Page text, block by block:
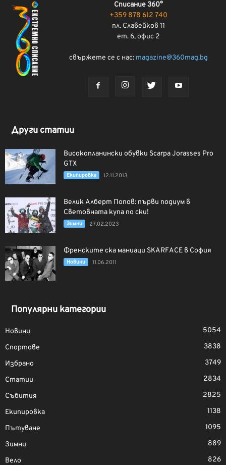
Списание 360°
+359 878 612 740
пл. Славейков 11
ет. 6, офис 2
свържете се с нас: magazine@360mag.bg
Други статии
Високопланински обувки Scarpa Jorasses Pro
GTX
Екипировка 12.11.2013
Велик Алберт Попов: първи подиум в
Световната купа по ски!
Зимни 27.02.2023
Френските ска маниаци SKARFACE в София
Новини 11.06.2011
Популярни категории
Новини
5054
Спортове
3838
Избрано
3749
Статии
2834
Събития
2825
Екипировка
1138
Пътуване
1095
Зимни
889
Вело
826